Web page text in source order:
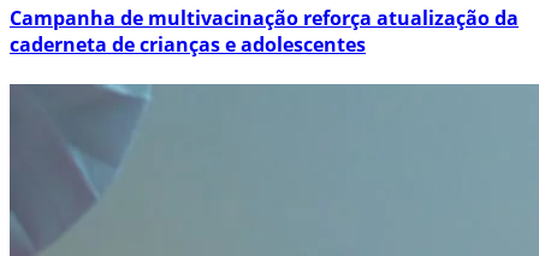
Campanha de multivacinação reforça atualização da
caderneta de crianças e adolescentes